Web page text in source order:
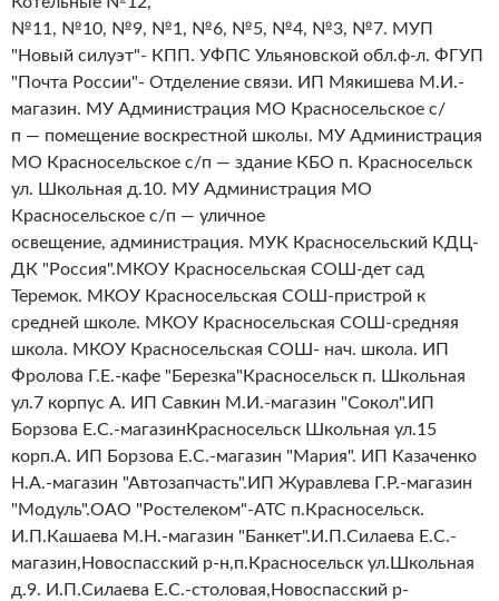
№11, №10, №9, №1, №6, №5, №4, №3, №7. МУП
"Новый силуэт"- КПП. УФПС Ульяновской обл.ф-л. ФГУП
"Почта России"- Отделение связи. ИП Мякишева М.И.-
магазин. МУ Администрация МО Красносельское с/
п — помещение воскрестной школы. МУ Администрация
МО Красносельское с/п — здание КБО п. Красносельск
ул. Школьная д.10. МУ Администрация МО
Красносельское с/п — уличное
освещение, администрация. МУК Красносельский КДЦ-
ДК "Россия".МКОУ Красносельская СОШ-дет сад
Теремок. МКОУ Красносельская СОШ-пристрой к
средней школе. МКОУ Красносельская СОШ-средняя
школа. МКОУ Красносельская СОШ- нач. школа. ИП
Фролова Г.Е.-кафе "Березка"Красносельск п. Школьная
ул.7 корпус А. ИП Савкин М.И.-магазин "Сокол".ИП
Борзова Е.С.-магазинКрасносельск Школьная ул.15
корп.А. ИП Борзова Е.С.-магазин "Мария". ИП Казаченко
Н.А.-магазин "Автозапчасть".ИП Журавлева Г.Р.-магазин
"Модуль".ОАО "Ростелеком"-АТС п.Красносельск.
И.П.Кашаева М.Н.-магазин "Банкет".И.П.Силаева Е.С.-
магазин,Новоспасский р-н,п.Красносельск ул.Школьная
д.9. И.П.Силаева Е.С.-столовая,Новоспасский р-